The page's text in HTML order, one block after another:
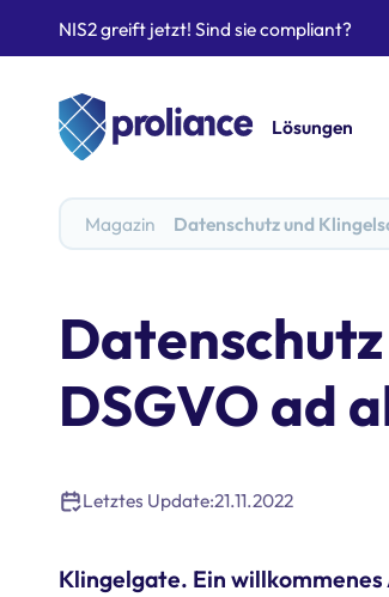
NIS2 greift jetzt! Sind sie compliant?
Lösungen
Magazin Datenschutz und
DSGVO ad
Letztes Update:21.11.2022
Klingelgate. Ein willkommenes